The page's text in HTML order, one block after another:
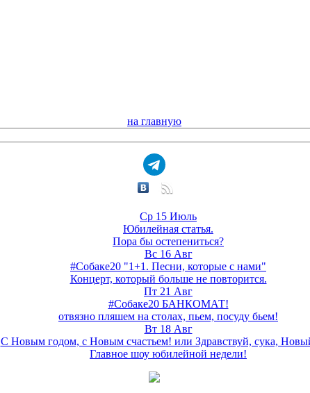
на главную
Ср 15 Июль
Юбилейная статья.
Пора бы остепениться?
Вс 16 Авг
#Собаке20 "1+1. Песни, которые с нами"
Концерт, который больше не повторится.
Пт 21 Авг
#Собаке20 БАНКОМАТ!
отвязно пляшем на столах, пьем, посуду бьем!
Вт 18 Авг
С Новым годом, с Новым счастьем! или Здравствуй, сука,
Главное шоу юбилейной недели!